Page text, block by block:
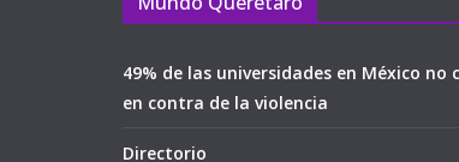
49% de las universidades en México
en contra de la violencia
Directorio